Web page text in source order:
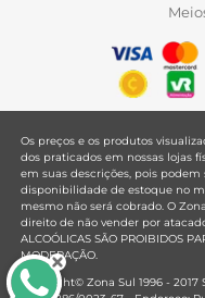
Os preços e os produtos
dos praticados em nossas lojas
em suas descrições, pois podem
disponibilidade de estoque no
mesmo não será cobrado. O
direito de não vender por
ALCOÓLICAS SÃO PROIBIDOS
MODERAÇÃO.
Copyright© Zona Sul 1996 - 2017